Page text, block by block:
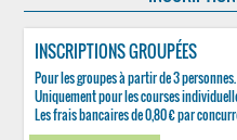
INSCRIPTIONS GROUPÉES
Pour les groupes à partir de 3 personnes.
Uniquement pour les courses
Les frais bancaires de 0,80 € par